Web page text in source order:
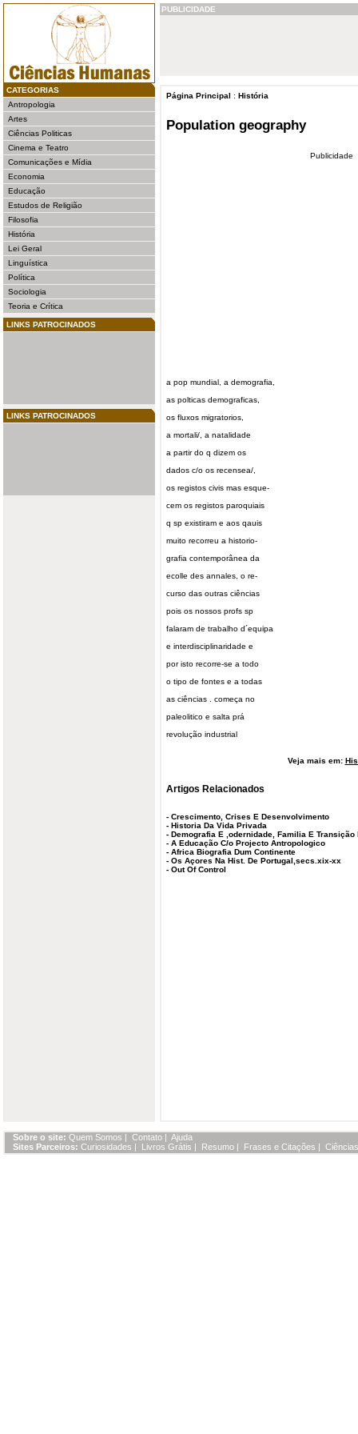
CATEGORIAS
Antropologia
Artes
Ciências Politicas
Cinema e Teatro
Comunicações e Mídia
Economia
Educação
Estudos de Religião
Filosofia
História
Lei Geral
Linguística
Política
Sociologia
Teoria e Crítica
LINKS PATROCINADOS
LINKS PATROCINADOS
PUBLICIDADE
Página Principal : História
Population geography
Publicidade
a pop mundial, a demografia,
as polticas demograficas,
os fluxos migratorios,
a mortali/, a natalidade
a partir do q dizem os
dados c/o os recensea/,
os registos civis mas esque-
cem os registos paroquiais
q sp existiram e aos qauis
muito recorreu a historio-
grafia contemporânea da
ecolle des annales, o re-
curso das outras ciências
pois os nossos profs sp
falaram de trabalho d´equipa
e interdisciplinaridade e
por isto recorre-se a todo
o tipo de fontes e a todas
as ciências . começa no
paleolitico e salta prá
revolução industrial
Veja mais em:
Artigos Relacionados
- Crescimento, Crises E Desenvolvimento
- Historia Da Vida Privada
- Demografia E ,odernidade, Familia E
- A Educação C/o Projecto Antropologico
- Africa Biografia Dum Continente
- Os Açores Na Hist. De Portugal,secs.xix-xx
- Out Of Control
Sobre o site: Quem Somos | Contato | Ajuda
Sites Parceiros: Curiosidades | Livros Grátis | Resumo | Frases e Citações |